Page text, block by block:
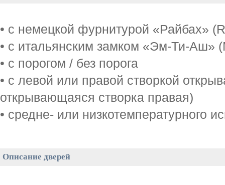
• с немецкой фурнитурой «Райбах»
• с итальянским замком «Эм-Ти-Аш»
• с порогом / без порога
• с левой или правой створкой
открывающаяся створка правая)
• средне- или низкотемпературного
Описание дверей